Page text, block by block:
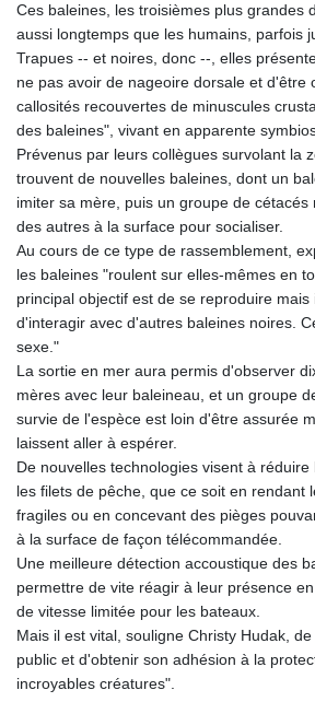
Ces baleines, les troisièmes plus grandes
aussi longtemps que les humains, parfois
Trapues -- et noires, donc --, elles
ne pas avoir de nageoire dorsale et d'être
callosités recouvertes de minuscules
des baleines", vivant en apparente
Prévenus par leurs collègues survolant la
trouvent de nouvelles baleines, dont un
imiter sa mère, puis un groupe de cétacés
des autres à la surface pour socialiser.
Au cours de ce type de rassemblement,
les baleines "roulent sur elles-mêmes en
principal objectif est de se reproduire mais
d'interagir avec d'autres baleines noires.
sexe."
La sortie en mer aura permis d'observer
mères avec leur baleineau, et un groupe
survie de l'espèce est loin d'être assurée
laissent aller à espérer.
De nouvelles technologies visent à
les filets de pêche, que ce soit en rendant
fragiles ou en concevant des pièges
à la surface de façon télécommandée.
Une meilleure détection accoustique des
permettre de vite réagir à leur présence
de vitesse limitée pour les bateaux.
Mais il est vital, souligne Christy Hudak,
public et d'obtenir son adhésion à la
incroyables créatures".